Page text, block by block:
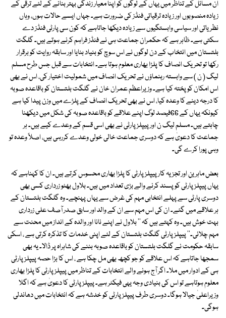
ان مسائل کے تناظر میں یہاں کے لوگوں کو اپنا معیار زندگی بہتر بنانے کے لئے ترقی کے
زیادہ منصوبوں اور زیادہ ترقیاتی فنڈز کی ضرورت ہے۔ جہاں ایسے حالات ہوں، وہاں
نظریاتی اور سیاسی وابستگیوں سے زیادہ دیکھا جاتاہے کہ کون سی پارٹی فنڈز دے
سکتی ہے۔ ظاہر ہے کہ حکمران جماعت ہی نے فنڈز فراہم کرنے ہوتے ہیں۔ گلگت
بلتستان میں انتخاب کے دن لوگوں نے اس سوچ کو بنیاد بنایا اور سابقہ روایت کو برقرار
رکھا تو تحریک انصاف کا پلڑا بھاری معلوم ہوتا ہے۔ انتخابات سے قبل جس طرح مسلم
لیگ ( ن ) سے وابستہ رہنماؤں نے تحریک انصاف میں شمولیت اختیار کی، اس نے بھی
اس امکان کو پختہ کیا ہے۔ وزیراعظم عمران خان نے گلگت بلتستان کو باقاعدہ صوبہ
کا درجہ دینے کا وعدہ کیا، اس نے بھی تحریک انصاف کے پلڑے میں وزن پیدا کیا ہے
کیونکہ یہاں کے 66فیصد لوگ اپنے علاقے کو باقاعدہ صوبہ کی شکل میں دیکھنا
چاہتے ہیں۔ مسلم لیگ ن اور پیپلزپارٹی نے بھی اسی قسم کے وعدے کیے ہیں۔ ہر
جماعت کا دعویٰ ہے کہ دوسری جماعت خالی خولی وعدے کررہی ہیں، اصلاً وعدہ تو
وہی پورا کرے گی۔
بعض ماہرین اور تجزیہ کار پیپلزپارٹی کا پلڑا بھاری محسوس کرتے ہیں۔ ان کا کہناہے کہ
یہاں پیپلزپارٹی کو پسند کرنے والے بڑی تعداد میں ہیں۔ بلاول بھٹو زرداری کسی بھی
دوسری پارٹی سے پہلے انتخابی مہم کی غرض سے یہاں پہنچے۔ وہ گلگت بلتستان کے
ہر علاقے میں گئے۔ ان کی اس مہم سے ان کے والد اور سابق صدر آصف علی زرداری
بہت خوش ہیں۔ وہ کہتے ہیں کہ '' بلاول نے اپنے نانا اور والدہ کے انداز میں محنت سے
مہم چلائی۔'' پیپلزپارٹی گلگت بلتستان کے لئے اپنی خدمات کا تذکرہ کرتی ہے ، اسکی
سابقہ حکومت نے گلگت بلتستان کو باقاعدہ صوبہ بننے کی شاہراہ پر ڈالا۔ یہ بھی
سمجھا جاتاہے کہ اس علاقے کو جو کچھ بھی مل چکا ہے ، اس کا بڑا حصہ پیپلزپارٹی
ہی کے ادوار میں ملا۔ اگر آج ہونے والے انتخابات کے تناظر میں پیپلزپارٹی کا پلڑا بھاری
معلوم ہوتاہے تو اس کی بنیادی وجہ یہی فیکٹر ہے۔ پیپلزپارٹی کا دعویٰ ہے کہ اگلا
وزیراعلیٰ جیالا ہوگا۔ دوسری طرف پیپلز پارٹی کو خدشہ ہے کہ انتخابات میں دھاندلی
ہوگی۔